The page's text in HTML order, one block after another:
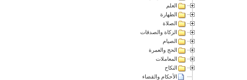
العلم
الطهارة
الصلاة
الزكاة والصدقات
الصيام
الحج والعمرة
المعاملات
النكاح
الأحكام والقضاء